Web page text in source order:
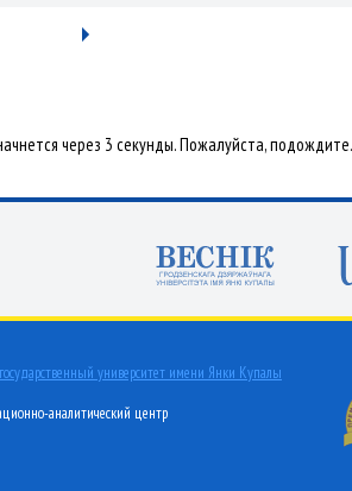
через 3 секунды. Пожалуйста, подождите.
университет имени Янки Купалы
аналитический центр